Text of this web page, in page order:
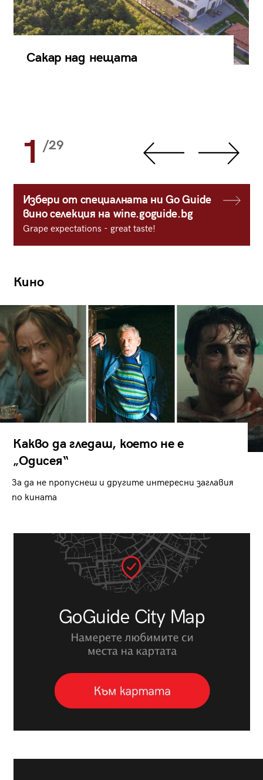
Сакар над нещата
1 /29
Избери от специалната ни Go Guide
вино селекция на wine.goguide.bg
Grape expectations - great taste!
Кино
Какво да гледаш, което не е
„Одисея“
За да не пропуснеш и другите интересни заглавия
по кината